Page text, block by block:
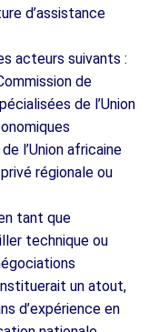
d’assistance
acteurs suivants :
de
de l’Union
l’Union africaine
régionale ou
tant que
technique ou
un atout,
d’expérience en